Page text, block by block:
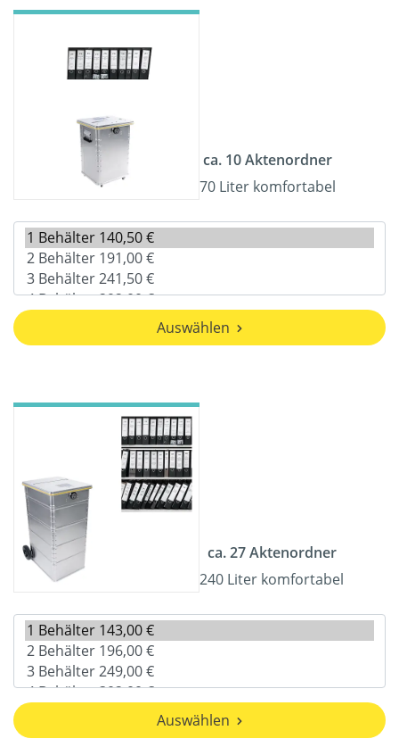
ca. 10 Aktenordner
70 Liter komfortabel
Auswählen
ca. 27 Aktenordner
240 Liter komfortabel
Auswählen